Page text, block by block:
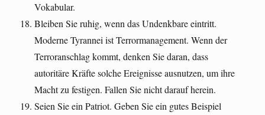
Vokabular.
Bleiben Sie ruhig, wenn das Undenkbare eintritt.
Moderne Tyrannei ist Terrormanagement. Wenn der
Terroranschlag kommt, denken Sie daran, dass
autoritäre Kräfte solche Ereignisse ausnutzen, um ihre
Macht zu festigen. Fallen Sie nicht darauf herein.
Seien Sie ein Patriot. Geben Sie ein gutes Beispiel